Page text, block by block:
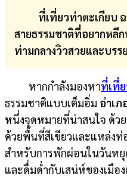
ที่เที่ยวท่าตะเกียบ ฉะ
สายธรรมชาติที่อยากหลี
ท่ามกลางวิวสวยและบรร
หากกำลังมองหาที่เที่
ธรรมชาติแบบเต็มอิ่ม อำเภ
หนึ่งจุดหมายที่น่าสนใจ ด้วย
ด้วยพื้นที่สีเขียวและแหล่งท่
สำหรับการพักผ่อนในวันหยุ
และดื่มด่ำกับเสน่ห์ของเมือ
ผล
บอล
สด
การ
เงิน
การ
ศึกษา